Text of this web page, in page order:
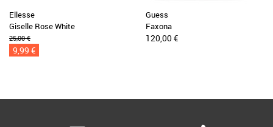
Ellesse
Giselle Rose White
25,00 €
9,99 €
Guess
Faxona
120,00 €